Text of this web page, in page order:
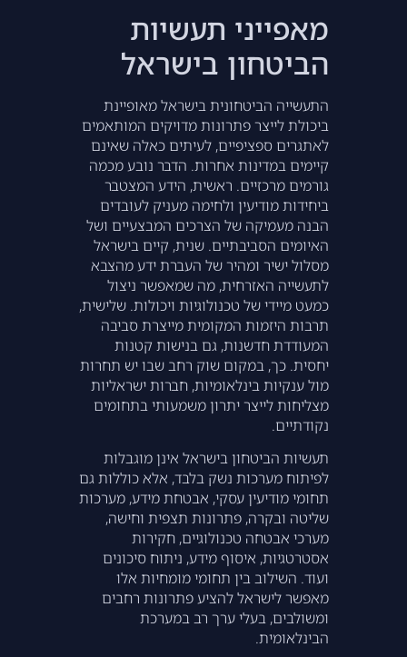
מאפייני תעשיות
הביטחון בישראל
התעשייה הביטחונית בישראל מאופיינת
ביכולת לייצר פתרונות מדויקים המותאמים
לאתגרים ספציפיים, לעיתים כאלה שאינם
קיימים במדינות אחרות. הדבר נובע מכמה
גורמים מרכזיים. ראשית, הידע המצטבר
ביחידות מודיעין ולחימה מעניק לעובדים
הבנה מעמיקה של הצרכים המבצעיים ושל
האיומים הסביבתיים. שנית, קיים בישראל
מסלול ישיר ומהיר של העברת ידע מהצבא
לתעשייה האזרחית, מה שמאפשר ניצול
כמעט מיידי של טכנולוגיות ויכולות. שלישית,
תרבות היזמות המקומית מייצרת סביבה
המעודדת חדשנות, גם בנישות קטנות
יחסית. כך, במקום שוק רחב שבו יש תחרות
מול ענקיות בינלאומיות, חברות ישראליות
מצליחות לייצר יתרון משמעותי בתחומים
נקודתיים.
תעשיות הביטחון בישראל אינן מוגבלות
לפיתוח מערכות נשק בלבד, אלא כוללות גם
תחומי מודיעין עסקי, אבטחת מידע, מערכות
שליטה ובקרה, פתרונות תצפית וחישה,
מערכי אבטחה טכנולוגיים, חקירות
אסטרטגיות, איסוף מידע, ניתוח סיכונים
ועוד. השילוב בין תחומי מומחיות אלו
מאפשר לישראל להציע פתרונות רחבים
ומשולבים, בעלי ערך רב במערכת
הבינלאומית.